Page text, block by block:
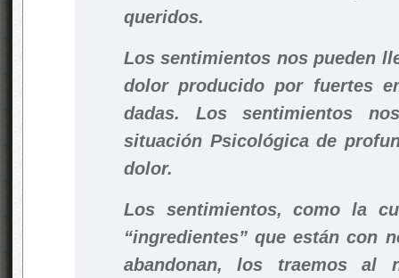
queridos.
Los sentimientos nos pueden
dolor producido por fuertes
dadas. Los sentimientos
situación Psicológica de
dolor.
Los sentimientos, como la
“ingredientes” que están con
abandonan, los traemos al